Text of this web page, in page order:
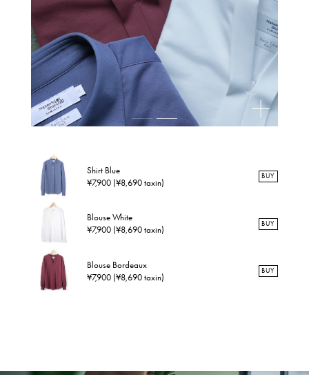
Shirt Blue
¥7,900 (¥8,690 taxin)
BUY
Blouse White
¥7,900 (¥8,690 taxin)
BUY
Blouse Bordeaux
¥7,900 (¥8,690 taxin)
BUY